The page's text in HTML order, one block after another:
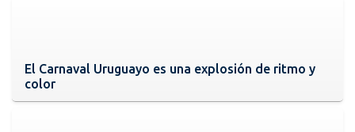
El Carnaval Uruguayo es una explosión de ritmo y
color